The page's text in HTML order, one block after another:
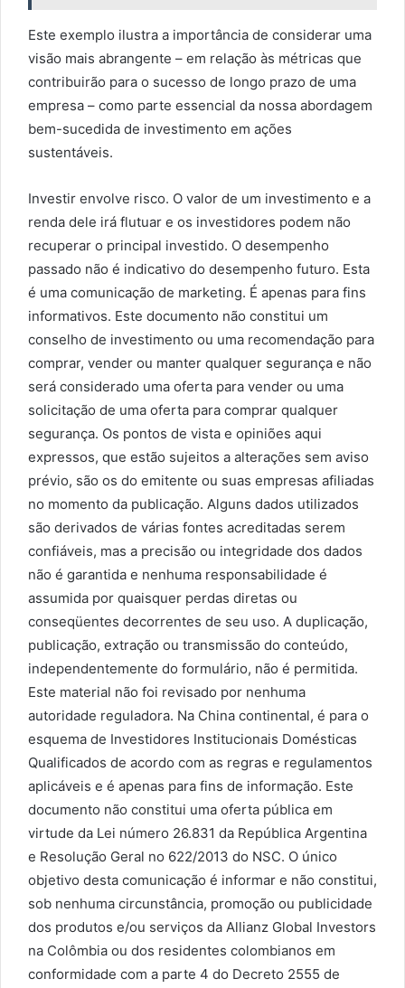
Este exemplo ilustra a importância de considerar uma
visão mais abrangente – em relação às métricas que
contribuirão para o sucesso de longo prazo de uma
empresa – como parte essencial da nossa abordagem
bem-sucedida de investimento em ações
sustentáveis.
Investir envolve risco. O valor de um investimento e a
renda dele irá flutuar e os investidores podem não
recuperar o principal investido. O desempenho
passado não é indicativo do desempenho futuro. Esta
é uma comunicação de marketing. É apenas para fins
informativos. Este documento não constitui um
conselho de investimento ou uma recomendação para
comprar, vender ou manter qualquer segurança e não
será considerado uma oferta para vender ou uma
solicitação de uma oferta para comprar qualquer
segurança. Os pontos de vista e opiniões aqui
expressos, que estão sujeitos a alterações sem aviso
prévio, são os do emitente ou suas empresas afiliadas
no momento da publicação. Alguns dados utilizados
são derivados de várias fontes acreditadas serem
confiáveis, mas a precisão ou integridade dos dados
não é garantida e nenhuma responsabilidade é
assumida por quaisquer perdas diretas ou
conseqüentes decorrentes de seu uso. A duplicação,
publicação, extração ou transmissão do conteúdo,
independentemente do formulário, não é permitida.
Este material não foi revisado por nenhuma
autoridade reguladora. Na China continental, é para o
esquema de Investidores Institucionais Domésticas
Qualificados de acordo com as regras e regulamentos
aplicáveis e é apenas para fins de informação. Este
documento não constitui uma oferta pública em
virtude da Lei número 26.831 da República Argentina
e Resolução Geral no 622/2013 do NSC. O único
objetivo desta comunicação é informar e não constitui,
sob nenhuma circunstância, promoção ou publicidade
dos produtos e/ou serviços da Allianz Global Investors
na Colômbia ou dos residentes colombianos em
conformidade com a parte 4 do Decreto 2555 de